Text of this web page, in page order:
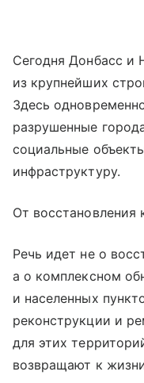
Сегодня Донбасс и
из крупнейших
Здесь
разрушенные
социальные
инфраструктуру.
От восстановления
Речь идет не о
а о комплексном
и населенных
реконструкции и
для этих
возвращают к